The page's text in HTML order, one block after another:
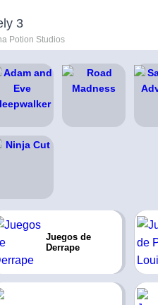
3
Potion Studios
Juegos de
Derrape